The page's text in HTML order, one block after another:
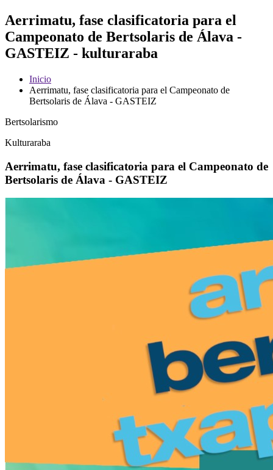
Aerrimatu, fase clasificatoria para el
Campeonato de Bertsolaris de Álava -
GASTEIZ - kulturaraba
Inicio
Aerrimatu, fase clasificatoria para el Campeonato de
Bertsolaris de Álava - GASTEIZ
Bertsolarismo
Kulturaraba
Aerrimatu, fase clasificatoria para el Campeonato de
Bertsolaris de Álava - GASTEIZ